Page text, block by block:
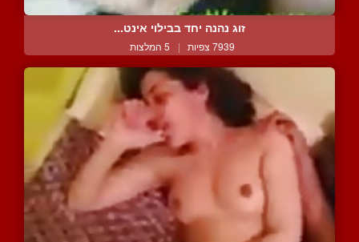
זוג נהנה יחד בבילוי אינט...
7939 צפיות | 5 המלצות